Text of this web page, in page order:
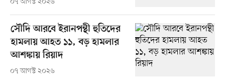
সৌদি আরবে ইরানপন্থী হুতিদের
হামলায় আহত ১১, বড় হামলার
আশঙ্কায় রিয়াদ
০৭ আগস্ট ২০২৬